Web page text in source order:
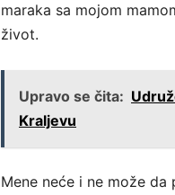
maraka sa mojom
život.
Upravo se čita:
Kraljevu
Mene neće i ne može